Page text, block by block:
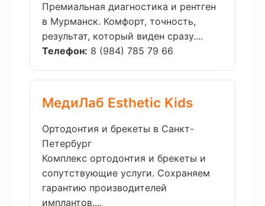
Премиальная диагностика и рентген
в Мурманск. Комфорт, точность,
результат, который виден сразу....
Телефон: 8 (984) 785 79 66
МедиЛаб Esthetic Kids
Ортодонтия и брекеты в Санкт-
Петербург
Комплекс ортодонтия и брекеты и
сопутствующие услуги. Сохраняем
гарантию производителей
имплантов....